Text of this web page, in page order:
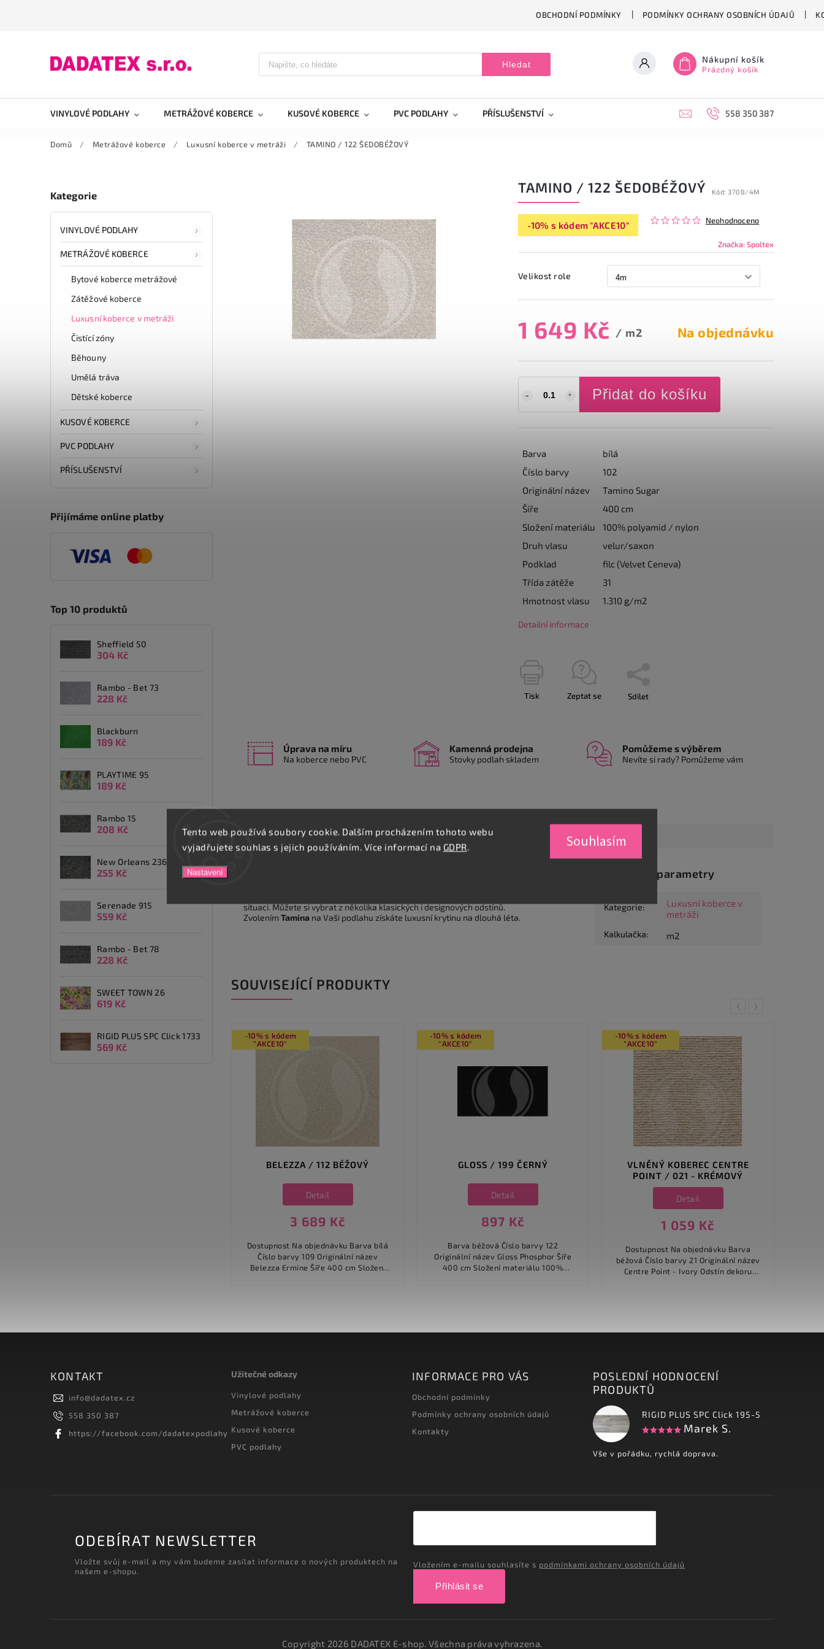
Tento web používá soubory cookie. Dalším procházením tohoto webu
vyjadřujete souhlas s jejich používáním. Více informací na GDPR.
Nastavení
Souhlasím
OBCHODNÍ PODMÍNKY PODMÍNKY OCHRANY OSOBNÍCH ÚDAJŮ
Hledat Nákupní košík
Prázdný košík
VINYLOVÉ PODLAHY METRÁŽOVÉ KOBERCE KUSOVÉ KOBERCE PVC PODLAHY PŘÍSLUŠENSTVÍ 558 350 387
Domů / Metrážové koberce / Luxusní koberce v metráži / TAMINO / 122 ŠEDOBÉŽOVÝ
Kategorie
VINYLOVÉ PODLAHY
METRÁŽOVÉ KOBERCE
Bytové koberce metrážové
Zátěžové koberce
Luxusní koberce v metráži
Čistící zóny
Běhouny
Umělá tráva
Dětské koberce
KUSOVÉ KOBERCE
PVC PODLAHY
PŘÍSLUŠENSTVÍ
Přijímáme online platby
Top 10 produktů
Sheffield 50
304 Kč
Rambo - Bet 73
228 Kč
Blackburn
189 Kč
PLAYTIME 95
189 Kč
Rambo 15
208 Kč
New Orleans 236
255 Kč
Serenade 915
559 Kč
Rambo - Bet 78
228 Kč
SWEET TOWN 26
619 Kč
RIGID PLUS SPC Click 1733
569 Kč
TAMINO / 122 ŠEDOBÉŽOVÝ Kód: 3708/4M
-10% s kódem "AKCE10" Neohodnoceno
Značka:Spoltex
Velikost role
1 649 Kč / m2 Na objednávku
Přidat do košíku
Barva
bílá
Číslo barvy
102
Originální název
Tamino Sugar
Šíře
400 cm
Složení materiálu
100% polyamid / nylon
Druh vlasu
velur/saxon
Podklad
filc (Velvet Ceneva)
Třída zátěže
31
Hmotnost vlasu
1.310 g/m2
Detailní informace
Tisk Zeptat se Sdílet
Úprava na míru
Na koberce nebo PVC
Kamenná prodejna
Stovky podlah skladem
Pomůžeme s výběrem
Nevíte si rady? Pomůžeme vám
Popis Podobné (8) Hodnocení Diskuze
situaci. Můžete si vybrat z několika klasických i designových odstínů.
ZvolenímTamina na Vaši podlahu získáte luxusní krytinu na dlouhá léta.
Doplňkové parametry
Kategorie:
Luxusní koberce v
metráži
Kalkulačka: m2
SOUVISEJÍCÍ PRODUKTY
Previous
-10% s kódem
"AKCE10"
-10% s kódem
"AKCE10"
BELEZZA / 112 BÉŽOVÝ
3 689 Kč
Detail
Dostupnost Na objednávku Barva bílá
Číslo barvy 109 Originální název
Belezza Ermine Šíře 400 cm Složení
-10% s kódem
"AKCE10"
GLOSS / 199 ČERNÝ
897 Kč
Detail
Barva béžová Číslo barvy 122
Originální název Gloss Phosphor Šíře
400 cm Složení materiálu 100%
-10% s kódem
"AKCE10"
VLNĚNÝ KOBEREC CENTRE
POINT / 021 - KRÉMOVÝ
1 059 Kč
Detail
Dostupnost Na objednávku Barva
béžová Číslo barvy 21 Originální název
Centre Point - Ivory Odstín dekoru
Next
KONTAKT
info@dadatex.cz
558 350 387
https://facebook.com/dadatexpodlahy
Užitečné odkazy
Vinylové podlahy
Metrážové koberce
Kusové koberce
PVC podlahy
INFORMACE PRO VÁS
Obchodní podmínky
Podmínky ochrany osobních údajů
Kontakty
POSLEDNÍ HODNOCENÍ
PRODUKTŮ
RIGID PLUS SPC Click 195-5
Marek S.
Vše v pořádku, rychlá doprava.
ODEBÍRAT NEWSLETTER
Vložte svůj e-mail a my vám budeme zasílat informace o nových produktech na
našem e-shopu.
Vložením e-mailu souhlasíte s podmínkami ochrany osobních údajů
Přihlásit se
Copyright 2026 DADATEX E-shop. Všechna práva vyhrazena.